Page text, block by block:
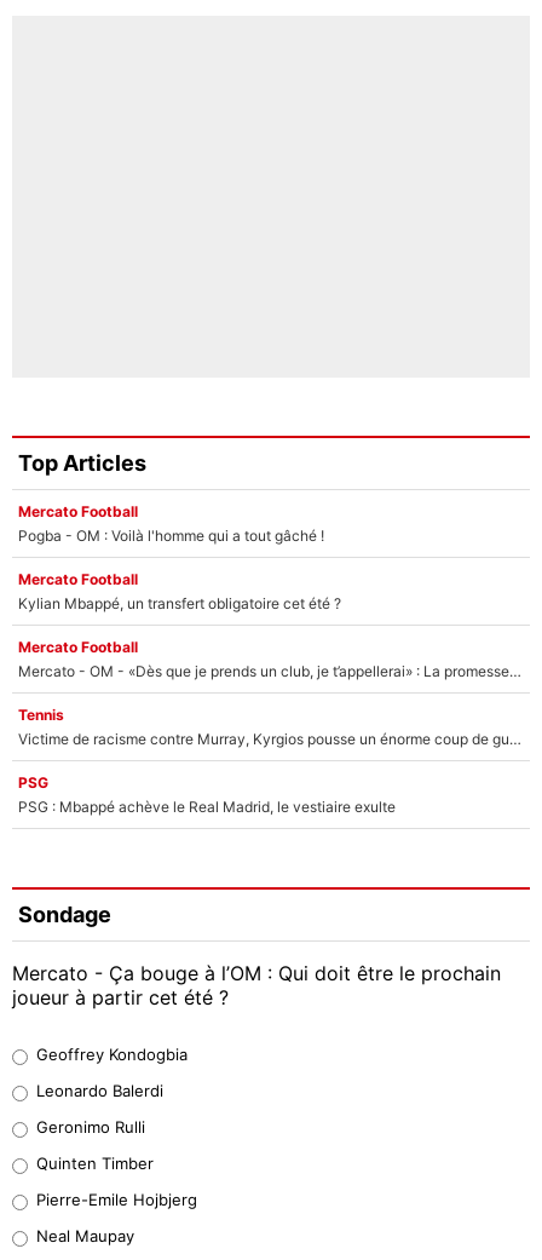
Top Articles
Mercato Football
Pogba - OM : Voilà l'homme qui a tout gâché !
Mercato Football
Kylian Mbappé, un transfert obligatoire cet été ?
Mercato Football
Mercato - OM - «Dès que je prends un club, je t’appellerai» : La promesse de Marcelino au moment de claquer la porte
Tennis
Victime de racisme contre Murray, Kyrgios pousse un énorme coup de gueule !
PSG
PSG : Mbappé achève le Real Madrid, le vestiaire exulte
Sondage
Mercato - Ça bouge à l’OM : Qui doit être le prochain
joueur à partir cet été ?
38%
32%
4%
Geoffrey Kondogbia
Leonardo Balerdi
Geronimo Rulli
Quinten Timber
Pierre-Emile Hojbjerg
Neal Maupay